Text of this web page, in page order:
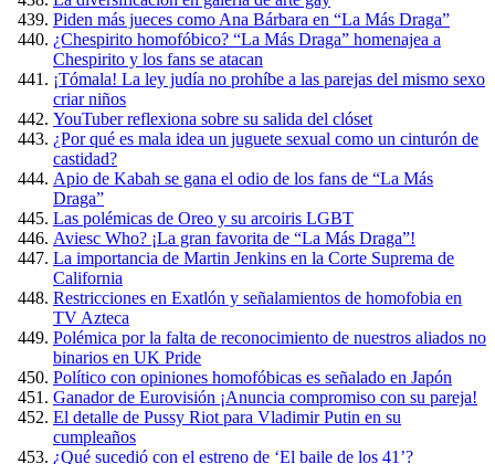
Piden más jueces como Ana Bárbara en “La Más Draga”
¿Chespirito homofóbico? “La Más Draga” homenajea a
Chespirito y los fans se atacan
¡Tómala! La ley judía no prohíbe a las parejas del mismo sexo
criar niños
YouTuber reflexiona sobre su salida del clóset
¿Por qué es mala idea un juguete sexual como un cinturón de
castidad?
Apio de Kabah se gana el odio de los fans de “La Más
Draga”
Las polémicas de Oreo y su arcoiris LGBT
Aviesc Who? ¡La gran favorita de “La Más Draga”!
La importancia de Martin Jenkins en la Corte Suprema de
California
Restricciones en Exatlón y señalamientos de homofobia en
TV Azteca
Polémica por la falta de reconocimiento de nuestros aliados no
binarios en UK Pride
Político con opiniones homofóbicas es señalado en Japón
Ganador de Eurovisión ¡Anuncia compromiso con su pareja!
El detalle de Pussy Riot para Vladimir Putin en su
cumpleaños
¿Qué sucedió con el estreno de ‘El baile de los 41’?